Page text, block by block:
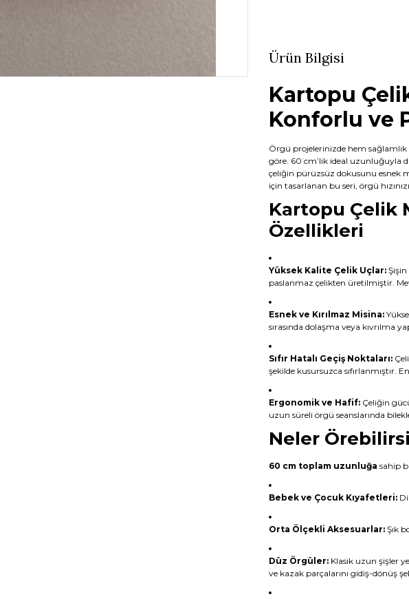
Ürün Bilgisi
Kartopu
Konforlu ve
Örgü projelerinizde hem sağlamlık
göre. 60 cm’lik ideal uzunluğuyla
çeliğin pürüzsüz dokusunu esnek
için tasarlanan bu seri, örgü
Kartopu Çelik
Özellikleri
Yüksek Kalite Çelik Uçlar: Şişin
paslanmaz çelikten üretilmiştir.
Esnek ve Kırılmaz Misina:
sırasında dolaşma veya kıvrılma
Sıfır Hatalı Geçiş Noktaları:
şekilde kusursuzca sıfırlanmıştır.
Ergonomik ve Hafif: Çeliğin
uzun süreli örgü seanslarında
Neler
60 cm toplam uzunluğa sahip
Bebek ve Çocuk Kıyafetleri:
Orta Ölçekli Aksesuarlar: Şık
Düz Örgüler: Klasik uzun şişler
ve kazak parçalarını gidiş-dönüş